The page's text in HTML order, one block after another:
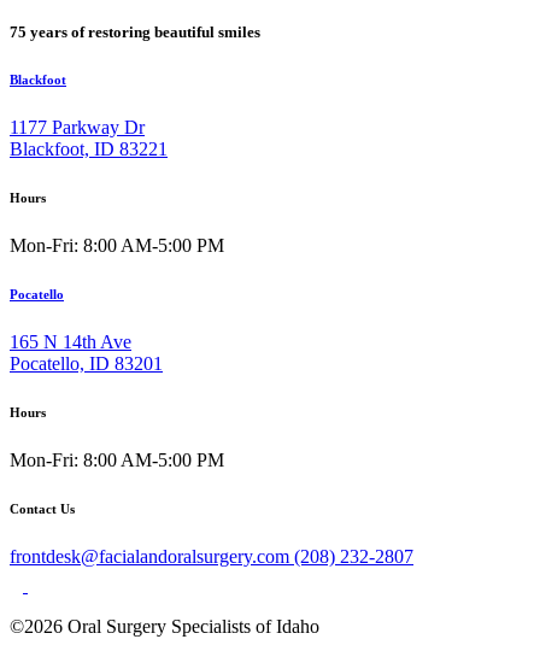
75 years of restoring beautiful smiles
Blackfoot
1177 Parkway Dr
Blackfoot, ID 83221
Hours
Mon-Fri: 8:00 AM-5:00 PM
Pocatello
165 N 14th Ave
Pocatello, ID 83201
Hours
Mon-Fri: 8:00 AM-5:00 PM
Contact Us
frontdesk@facialandoralsurgery.com (208) 232-2807
©2026 Oral Surgery Specialists of Idaho